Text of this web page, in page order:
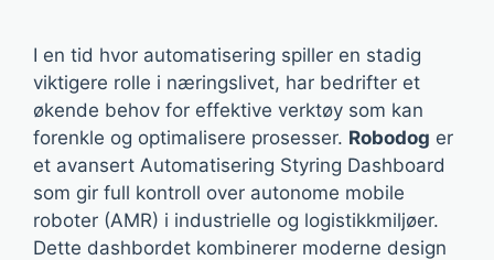
I en tid hvor automatisering spiller en stadig
viktigere rolle i næringslivet, har bedrifter et
økende behov for effektive verktøy som kan
forenkle og optimalisere prosesser. Robodog er
et avansert Automatisering Styring Dashboard
som gir full kontroll over autonome mobile
roboter (AMR) i industrielle og logistikkmiljøer.
Dette dashbordet kombinerer moderne design